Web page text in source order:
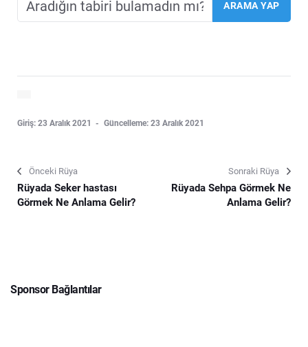
Giriş: 23 Aralık 2021 Güncelleme: 23 Aralık 2021
Önceki Rüya
Rüyada Seker hastası
Görmek Ne Anlama Gelir?
Sonraki Rüya
Rüyada Sehpa Görmek Ne
Anlama Gelir?
Sponsor Bağlantılar